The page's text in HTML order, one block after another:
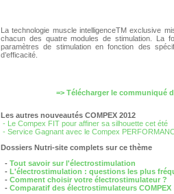
La technologie muscle intelligenceTM exclusive
chacun des quatre modules de stimulation. La
paramètres de stimulation en fonction des
d’efficacité.
=> Télécharger le communiqué
Les autres nouveautés COMPEX 2012
- Le Compex FIT pour affiner sa silhouette cet été
- Service Gagnant avec le Compex
Dossiers Nutri-site complets sur ce thème
- Tout savoir sur l'électrostimulation
- L'électrostimulation : questions les plus
- Comment choisir votre électrostimulateur ?
- Comparatif des électrostimulateurs COMPEX